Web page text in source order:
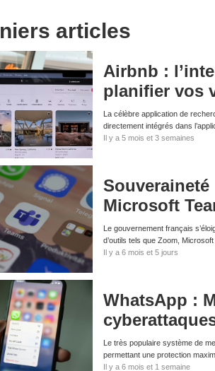
articles
Airbnb :
planifier vos
La célèbre application de
directement intégrés dans
Il y a 5 mois et 3 semaines
Microsoft
Le gouvernement français
d’outils tels que Zoom,
Il y a 6 mois et 5 jours
WhatsApp :
Le très populaire système de
permettant une protection
Il y a 6 mois et 1 semaine